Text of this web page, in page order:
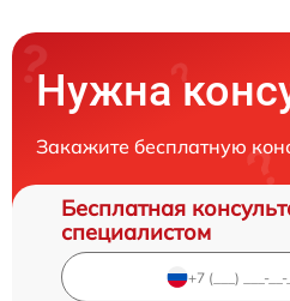
Нужна
Закажите бесплатную
Бесплатная
специалистом